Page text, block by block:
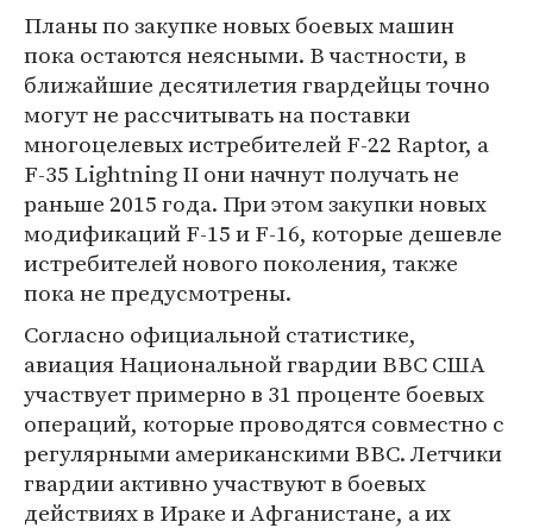
Планы по закупке новых боевых машин
пока остаются неясными. В частности, в
ближайшие десятилетия гвардейцы точно
могут не рассчитывать на поставки
многоцелевых истребителей F-22 Raptor, а
F-35 Lightning II они начнут получать не
раньше 2015 года. При этом закупки новых
модификаций F-15 и F-16, которые дешевле
истребителей нового поколения, также
пока не предусмотрены.
Согласно официальной статистике,
авиация Национальной гвардии ВВС США
участвует примерно в 31 проценте боевых
операций, которые проводятся совместно с
регулярными американскими ВВС. Летчики
гвардии активно участвуют в боевых
действиях в Ираке и Афганистане, а их